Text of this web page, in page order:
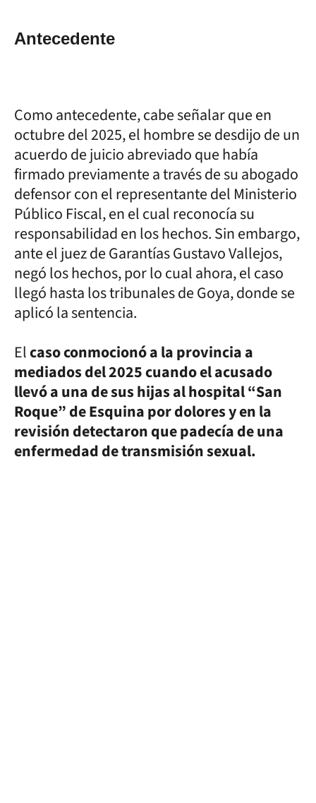
Antecedente
Como antecedente, cabe señalar que en
octubre del 2025, el hombre se desdijo de un
acuerdo de juicio abreviado que había
firmado previamente a través de su abogado
defensor con el representante del Ministerio
Público Fiscal, en el cual reconocía su
responsabilidad en los hechos. Sin embargo,
ante el juez de Garantías Gustavo Vallejos,
negó los hechos, por lo cual ahora, el caso
llegó hasta los tribunales de Goya, donde se
aplicó la sentencia.
Elcaso conmocionó a la provincia a
mediados del 2025 cuando el acusado
llevó a una de sus hijas al hospital “San
Roque” de Esquina por dolores y en la
revisión detectaron que padecía de una
enfermedad de transmisión sexual.